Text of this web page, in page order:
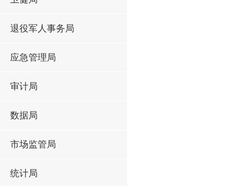
退役军人事务局
应急管理局
审计局
数据局
市场监管局
统计局